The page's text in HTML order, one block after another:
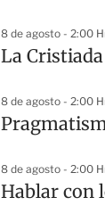
8 de agosto - 2:00
La Cristiada
8 de agosto - 2:00
8 de agosto - 2:00
Hablar con